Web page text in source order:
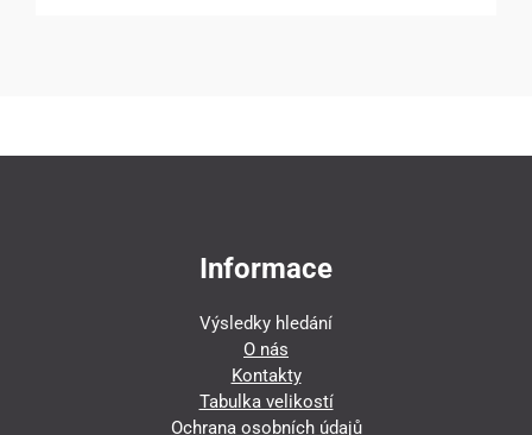
Informace
Výsledky hledání
O nás
Kontakty
Tabulka velikostí
Ochrana osobních údajů